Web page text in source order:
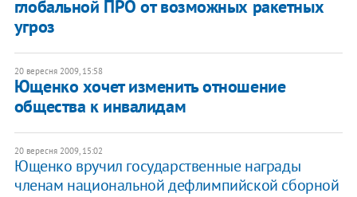
глобальной ПРО от возможных ракетных
угроз
20 вересня 2009, 15:58
Ющенко хочет изменить отношение
общества к инвалидам
20 вересня 2009, 15:02
Ющенко вручил государственные награды
членам национальной дефлимпийской сборной